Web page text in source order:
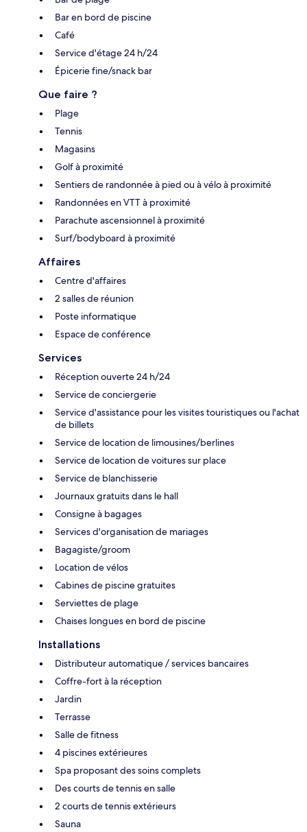
Bar en bord de piscine
Café
Service d'étage 24 h/24
Épicerie fine/snack bar
Que faire ?
Plage
Tennis
Magasins
Golf à proximité
Sentiers de randonnée à pied ou à vélo à proximité
Randonnées en VTT à proximité
Parachute ascensionnel à proximité
Surf/bodyboard à proximité
Affaires
Centre d'affaires
2 salles de réunion
Poste informatique
Espace de conférence
Services
Réception ouverte 24 h/24
Service de conciergerie
Service d'assistance pour les visites touristiques ou l'achat
de billets
Service de location de limousines/berlines
Service de location de voitures sur place
Service de blanchisserie
Journaux gratuits dans le hall
Consigne à bagages
Services d'organisation de mariages
Bagagiste/groom
Location de vélos
Cabines de piscine gratuites
Serviettes de plage
Chaises longues en bord de piscine
Installations
Distributeur automatique / services bancaires
Coffre-fort à la réception
Jardin
Terrasse
Salle de fitness
4 piscines extérieures
Spa proposant des soins complets
Des courts de tennis en salle
2 courts de tennis extérieurs
Sauna